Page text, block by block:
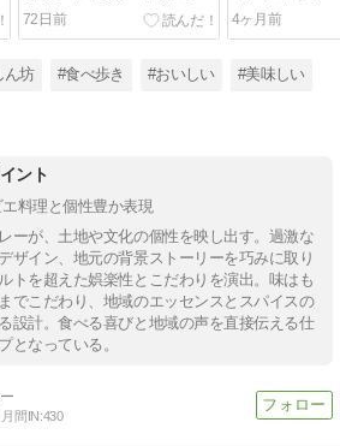
店 ビーフカレー】
72日前
焼きカレー】
4ヶ月前
ん坊 #食べ歩き #おいしい #美味しい
ント
料理と個性豊か表現
ーが、土地や文化の個性を映し出す。過激な
ザイン、地元の背景ストーリーを巧みに取り
トを超えた娯楽性とこだわりを演出。味はも
でこだわり、地域のエッセンスとスパイスの
設計。食べる喜びと地域の声を直接伝える仕
となっている。
月間IN:430